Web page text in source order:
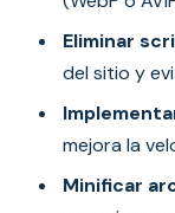
Eliminar
del sitio y
mejora la
Minificar